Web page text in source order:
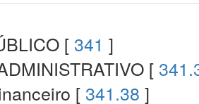
[ 341 ]
[
[ 341.38 ]